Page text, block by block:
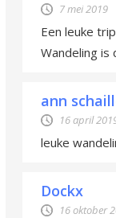
7 mei 2019
Een leuke
Wandeling is
ann
16 april
leuke
Dockx
16 oktober